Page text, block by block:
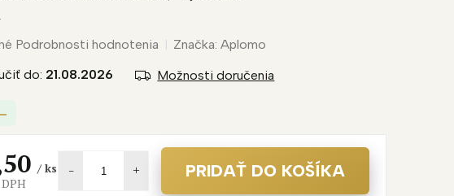
do: 21.08.2026 Možnosti doručenia
Podrobnosti hodnotenia Značka: Aplomo
/ ks
PRIDAŤ DO KOŠÍKA